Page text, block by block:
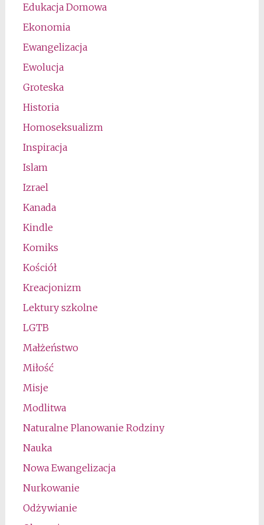
Edukacja Domowa
Ekonomia
Ewangelizacja
Ewolucja
Groteska
Historia
Homoseksualizm
Inspiracja
Islam
Izrael
Kanada
Kindle
Komiks
Kościół
Kreacjonizm
Lektury szkolne
LGTB
Małżeństwo
Miłość
Misje
Modlitwa
Naturalne Planowanie Rodziny
Nauka
Nowa Ewangelizacja
Nurkowanie
Odżywianie